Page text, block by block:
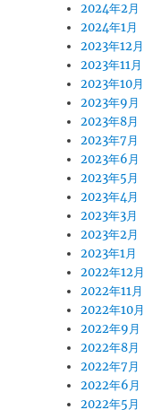
2024年2月
2024年1月
2023年12月
2023年11月
2023年10月
2023年9月
2023年8月
2023年7月
2023年6月
2023年5月
2023年4月
2023年3月
2023年2月
2023年1月
2022年12月
2022年11月
2022年10月
2022年9月
2022年8月
2022年7月
2022年6月
2022年5月